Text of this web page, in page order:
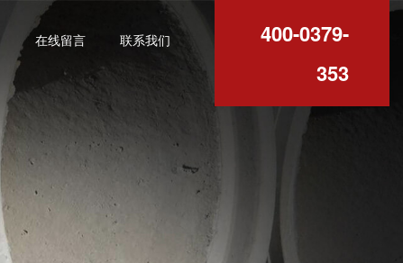
在线留言 联系我们
400-0379-
353